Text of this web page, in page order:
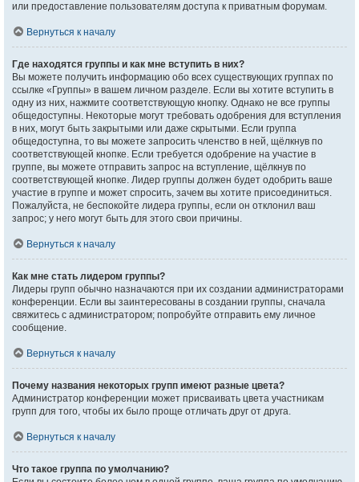
или предоставление пользователям доступа к приватным форумам.
Вернуться к началу
Где находятся группы и как мне вступить в них?
Вы можете получить информацию обо всех существующих группах по
ссылке «Группы» в вашем личном разделе. Если вы хотите вступить в
одну из них, нажмите соответствующую кнопку. Однако не все группы
общедоступны. Некоторые могут требовать одобрения для вступления
в них, могут быть закрытыми или даже скрытыми. Если группа
общедоступна, то вы можете запросить членство в ней, щёлкнув по
соответствующей кнопке. Если требуется одобрение на участие в
группе, вы можете отправить запрос на вступление, щёлкнув по
соответствующей кнопке. Лидер группы должен будет одобрить ваше
участие в группе и может спросить, зачем вы хотите присоединиться.
Пожалуйста, не беспокойте лидера группы, если он отклонил ваш
запрос; у него могут быть для этого свои причины.
Вернуться к началу
Как мне стать лидером группы?
Лидеры групп обычно назначаются при их создании администраторами
конференции. Если вы заинтересованы в создании группы, сначала
свяжитесь с администратором; попробуйте отправить ему личное
сообщение.
Вернуться к началу
Почему названия некоторых групп имеют разные цвета?
Администратор конференции может присваивать цвета участникам
групп для того, чтобы их было проще отличать друг от друга.
Вернуться к началу
Что такое группа по умолчанию?